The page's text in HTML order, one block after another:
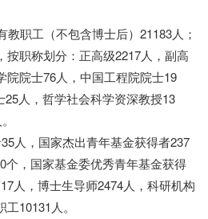
教职工（不包含博士后）21183人；
按职称划分：正高级2217人，副高
院院士76人，中国工程院院士19
人，哲学社会科学资深教授13
人，国家杰出青年基金获得者237
个，国家基金委优秀青年基金获得
人，博士生导师2474人，科研机构
10131人。